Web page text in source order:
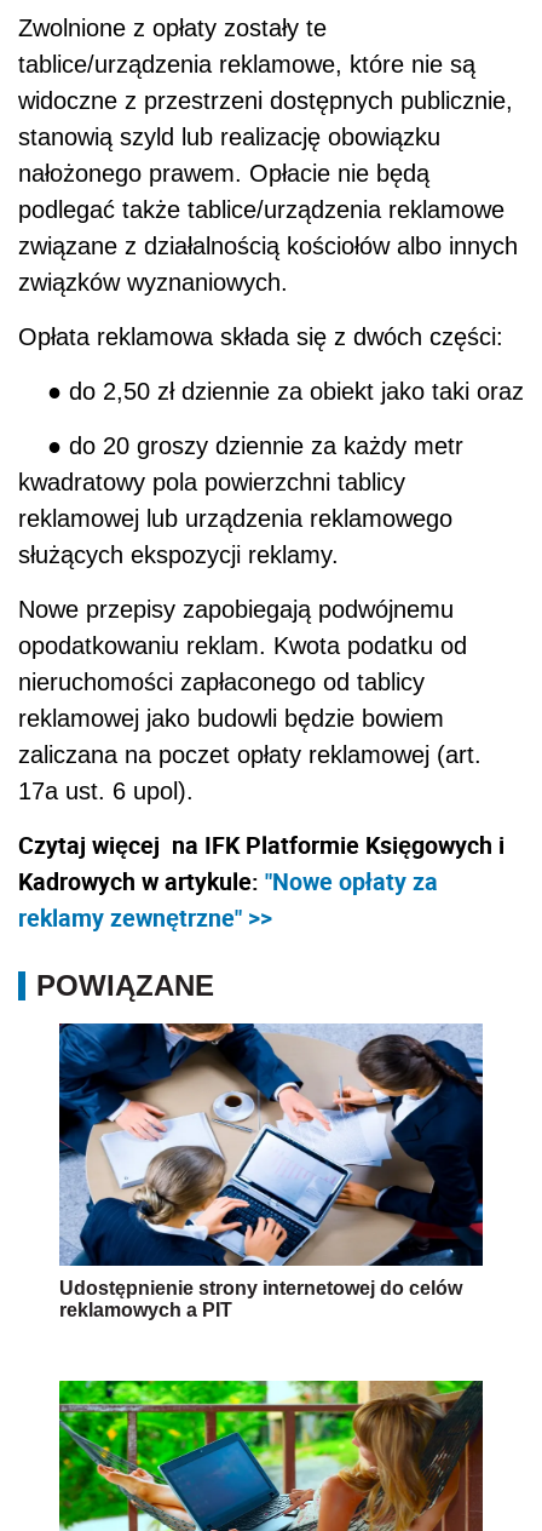
Zwolnione z opłaty zostały te
tablice/urządzenia reklamowe, które nie są
widoczne z przestrzeni dostępnych publicznie,
stanowią szyld lub realizację obowiązku
nałożonego prawem. Opłacie nie będą
podlegać także tablice/urządzenia reklamowe
związane z działalnością kościołów albo innych
związków wyznaniowych.
Opłata reklamowa składa się z dwóch części:
● do 2,50 zł dziennie za obiekt jako taki oraz
● do 20 groszy dziennie za każdy metr
kwadratowy pola powierzchni tablicy
reklamowej lub urządzenia reklamowego
służących ekspozycji reklamy.
Nowe przepisy zapobiegają podwójnemu
opodatkowaniu reklam. Kwota podatku od
nieruchomości zapłaconego od tablicy
reklamowej jako budowli będzie bowiem
zaliczana na poczet opłaty reklamowej (art.
17a ust. 6 upol).
Czytaj więcej na IFK Platformie Księgowych i
Kadrowych w artykule: "Nowe opłaty za
reklamy zewnętrzne" >>
POWIĄZANE
Udostępnienie strony internetowej do celów
reklamowych a PIT